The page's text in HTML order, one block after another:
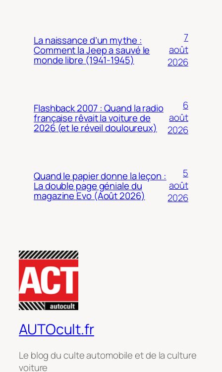
La naissance d’un mythe :
Comment la Jeep a sauvé le
monde libre (1941-1945)
7
août
2026
Flashback 2007 : Quand la radio
française rêvait la voiture de
2026 (et le réveil douloureux)
6
août
2026
Quand le papier donne la leçon :
La double page géniale du
magazine Evo (Août 2026)
5
août
2026
AUTOcult.fr
Le blog du culte automobile et de la culture
voiture